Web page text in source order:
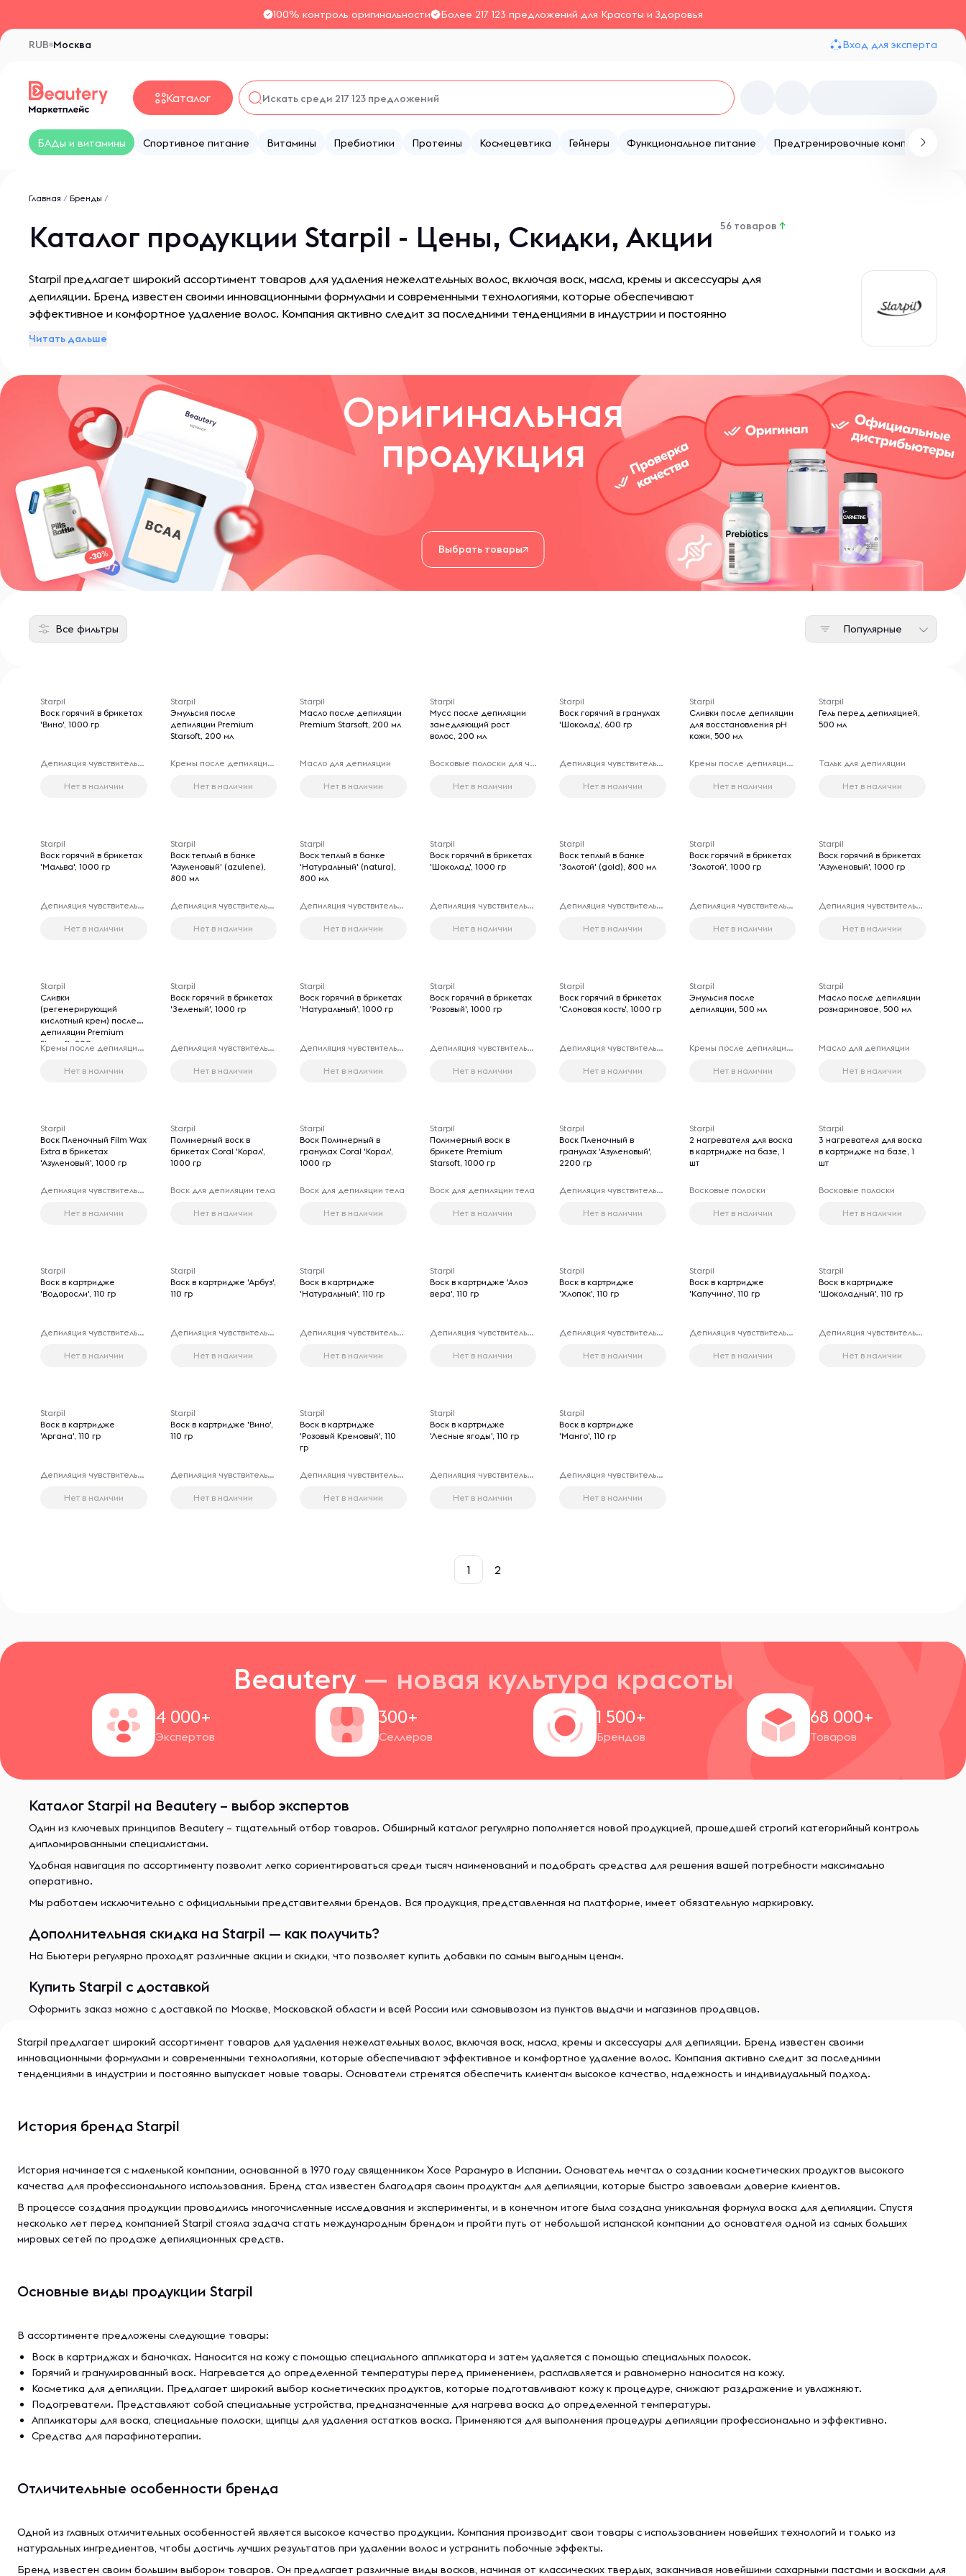
100% контроль оригинальности Более 217 123 предложений для Красоты и Здоровья
Москва
RUB Вход для эксперта
Каталог
БАДы и витамины Спортивное питание Витамины Пребиотики Протеины Космецевтика Гейнеры Функциональное питание Предтренировочные комплексы
Главная / Бренды /
Каталог продукции Starpil - Цены, Скидки, Акции 56 товаров ↑
Starpil предлагает широкий ассортимент товаров для удаления нежелательных волос, включая воск, масла, кремы и аксессуары для
депиляции. Бренд известен своими инновационными формулами и современными технологиями, которые обеспечивают
эффективное и комфортное удаление волос. Компания активно следит за последними тенденциями в индустрии и постоянно
Читать дальше
Оригинальная
продукция
Выбрать товары
Все фильтры Популярные
Starpil
Воск горячий в брикетах
'Вино', 1000 гр
Депиляция чувствительных зон
Нет в наличии
Starpil
Эмульсия после
депиляции Premium
Starsoft, 200 мл
Кремы после депиляции чувствительных зон
Нет в наличии
Starpil
Масло после депиляции
Premium Starsoft, 200 мл
Масло для депиляции
Нет в наличии
Starpil
Мусс после депиляции
замедляющий рост
волос, 200 мл
Восковые полоски для чувствительных зон
Нет в наличии
Starpil
Воск горячий в гранулах
'Шоколад', 600 гр
Депиляция чувствительных зон
Нет в наличии
Starpil
Сливки после депиляции
для восстановления рН
кожи, 500 мл
Кремы после депиляции чувствительных зон
Нет в наличии
Starpil
Гель перед депиляцией,
500 мл
Тальк для депиляции
Нет в наличии
Starpil
Воск горячий в брикетах
'Мальва', 1000 гр
Депиляция чувствительных зон
Нет в наличии
Starpil
Воск теплый в банке
'Азуленовый' (azulene),
800 мл
Депиляция чувствительных зон
Нет в наличии
Starpil
Воск теплый в банке
'Натуральный' (natura),
800 мл
Депиляция чувствительных зон
Нет в наличии
Starpil
Воск горячий в брикетах
'Шоколад', 1000 гр
Депиляция чувствительных зон
Нет в наличии
Starpil
Воск теплый в банке
'Золотой' (gold), 800 мл
Депиляция чувствительных зон
Нет в наличии
Starpil
Воск горячий в брикетах
'Золотой', 1000 гр
Депиляция чувствительных зон
Нет в наличии
Starpil
Воск горячий в брикетах
'Азуленовый', 1000 гр
Депиляция чувствительных зон
Нет в наличии
Starpil
Сливки
(регенерирующий
кислотный крем) после
депиляции Premium
Starsoft, 200 мл
Кремы после депиляции чувствительных зон
Нет в наличии
Starpil
Воск горячий в брикетах
'Зеленый', 1000 гр
Депиляция чувствительных зон
Нет в наличии
Starpil
Воск горячий в брикетах
'Натуральный', 1000 гр
Депиляция чувствительных зон
Нет в наличии
Starpil
Воск горячий в брикетах
'Розовый', 1000 гр
Депиляция чувствительных зон
Нет в наличии
Starpil
Воск горячий в брикетах
'Слоновая кость', 1000 гр
Депиляция чувствительных зон
Нет в наличии
Starpil
Эмульсия после
депиляции, 500 мл
Кремы после депиляции чувствительных зон
Нет в наличии
Starpil
Масло после депиляции
розмариновое, 500 мл
Масло для депиляции
Нет в наличии
Starpil
Воск Пленочный Film Wax
Extra в брикетах
'Азуленовый', 1000 гр
Депиляция чувствительных зон
Нет в наличии
Starpil
Полимерный воск в
брикетах Coral 'Корал',
1000 гр
Воск для депиляции тела
Нет в наличии
Starpil
Воск Полимерный в
гранулах Coral 'Корал',
1000 гр
Воск для депиляции тела
Нет в наличии
Starpil
Полимерный воск в
брикете Premium
Starsoft, 1000 гр
Воск для депиляции тела
Нет в наличии
Starpil
Воск Пленочный в
гранулах 'Азуленовый',
2200 гр
Депиляция чувствительных зон
Нет в наличии
Starpil
2 нагревателя для воска
в картридже на базе, 1
шт
Восковые полоски
Нет в наличии
Starpil
3 нагревателя для воска
в картридже на базе, 1
шт
Восковые полоски
Нет в наличии
Starpil
Воск в картридже
'Водоросли', 110 гр
Депиляция чувствительных зон
Нет в наличии
Starpil
Воск в картридже 'Арбуз',
110 гр
Депиляция чувствительных зон
Нет в наличии
Starpil
Воск в картридже
'Натуральный', 110 гр
Депиляция чувствительных зон
Нет в наличии
Starpil
Воск в картридже 'Алоэ
вера', 110 гр
Депиляция чувствительных зон
Нет в наличии
Starpil
Воск в картридже
'Хлопок', 110 гр
Депиляция чувствительных зон
Нет в наличии
Starpil
Воск в картридже
'Капучино', 110 гр
Депиляция чувствительных зон
Нет в наличии
Starpil
Воск в картридже
'Шоколадный', 110 гр
Депиляция чувствительных зон
Нет в наличии
Starpil
Воск в картридже
'Аргана', 110 гр
Депиляция чувствительных зон
Нет в наличии
Starpil
Воск в картридже 'Вино',
110 гр
Депиляция чувствительных зон
Нет в наличии
Starpil
Воск в картридже
'Розовый Кремовый', 110
гр
Депиляция чувствительных зон
Нет в наличии
Starpil
Воск в картридже
'Лесные ягоды', 110 гр
Депиляция чувствительных зон
Нет в наличии
Starpil
Воск в картридже
'Манго', 110 гр
Депиляция чувствительных зон
Нет в наличии
1 2
Beautery — новая культура красоты
4 000+
Экспертов
300+
Селлеров
1 500+
Брендов
68 000+
Товаров
Каталог Starpil на Beautery – выбор экспертов
Один из ключевых принципов Beautery – тщательный отбор товаров. Обширный каталог регулярно пополняется новой продукцией, прошедшей строгий категорийный контроль
дипломированными специалистами.
Удобная навигация по ассортименту позволит легко сориентироваться среди тысяч наименований и подобрать средства для решения вашей потребности максимально
оперативно.
Мы работаем исключительно с официальными представителями брендов. Вся продукция, представленная на платформе, имеет обязательную маркировку.
Дополнительная скидка на Starpil — как получить?
На Бьютери регулярно проходят различные акции и скидки, что позволяет купить добавки по самым выгодным ценам.
Купить Starpil с доставкой
Оформить заказ можно с доставкой по Москве, Московской области и всей России или самовывозом из пунктов выдачи и магазинов продавцов.
Starpil предлагает широкий ассортимент товаров для удаления нежелательных волос, включая воск, масла, кремы и аксессуары для депиляции. Бренд известен своими
инновационными формулами и современными технологиями, которые обеспечивают эффективное и комфортное удаление волос. Компания активно следит за последними
тенденциями в индустрии и постоянно выпускает новые товары. Основатели стремятся обеспечить клиентам высокое качество, надежность и индивидуальный подход.
История бренда Starpil
История начинается с маленькой компании, основанной в 1970 году священником Хосе Рарамуро в Испании. Основатель мечтал о создании косметических продуктов высокого
качества для профессионального использования. Бренд стал известен благодаря своим продуктам для депиляции, которые быстро завоевали доверие клиентов.
В процессе создания продукции проводились многочисленные исследования и эксперименты, и в конечном итоге была создана уникальная формула воска для депиляции. Спустя
несколько лет перед компанией Starpil стояла задача стать международным брендом и пройти путь от небольшой испанской компании до основателя одной из самых больших
мировых сетей по продаже депиляционных средств.
Основные виды продукции Starpil
В ассортименте предложены следующие товары:
Воск в картриджах и баночках. Наносится на кожу с помощью специального аппликатора и затем удаляется с помощью специальных полосок.
Горячий и гранулированный воск. Нагревается до определенной температуры перед применением, расплавляется и равномерно наносится на кожу.
Косметика для депиляции. Предлагает широкий выбор косметических продуктов, которые подготавливают кожу к процедуре, снижают раздражение и увлажняют.
Подогреватели. Представляют собой специальные устройства, предназначенные для нагрева воска до определенной температуры.
Аппликаторы для воска, специальные полоски, щипцы для удаления остатков воска. Применяются для выполнения процедуры депиляции профессионально и эффективно.
Средства для парафинотерапии.
Отличительные особенности бренда
Одной из главных отличительных особенностей является высокое качество продукции. Компания производит свои товары с использованием новейших технологий и только из
натуральных ингредиентов, чтобы достичь лучших результатов при удалении волос и устранить побочные эффекты.
Бренд известен своим большим выбором товаров. Он предлагает различные виды восков, начиная от классических твердых, заканчивая новейшими сахарными пастами и восками для